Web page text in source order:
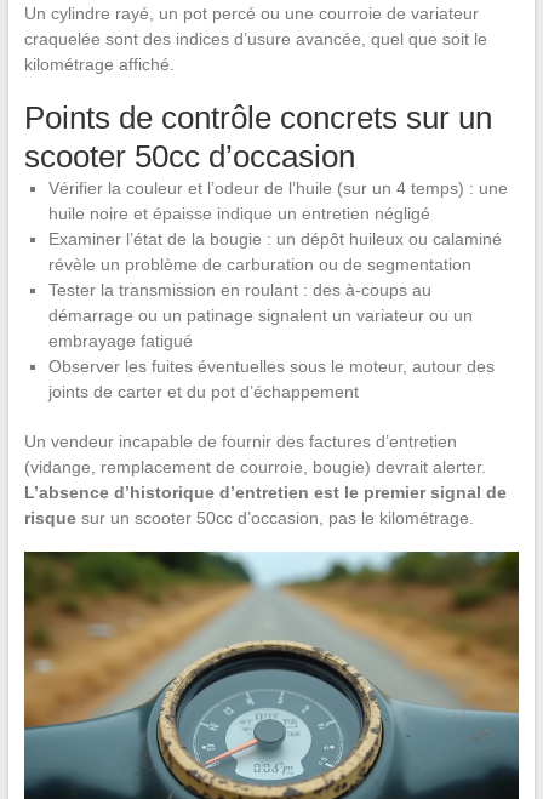
Un cylindre rayé, un pot percé ou une courroie de variateur
craquelée sont des indices d’usure avancée, quel que soit le
kilométrage affiché.
Points de contrôle concrets sur un
scooter 50cc d’occasion
Vérifier la couleur et l’odeur de l’huile (sur un 4 temps) : une
huile noire et épaisse indique un entretien négligé
Examiner l’état de la bougie : un dépôt huileux ou calaminé
révèle un problème de carburation ou de segmentation
Tester la transmission en roulant : des à-coups au
démarrage ou un patinage signalent un variateur ou un
embrayage fatigué
Observer les fuites éventuelles sous le moteur, autour des
joints de carter et du pot d’échappement
Un vendeur incapable de fournir des factures d’entretien
(vidange, remplacement de courroie, bougie) devrait alerter.
L’absence d’historique d’entretien est le premier signal de
risquesur un scooter 50cc d’occasion, pas le kilométrage.